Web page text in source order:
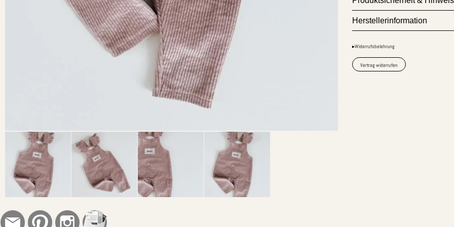
Herstellerinformation
▸Widerrufsbelehrung
Vertrag widerrufen